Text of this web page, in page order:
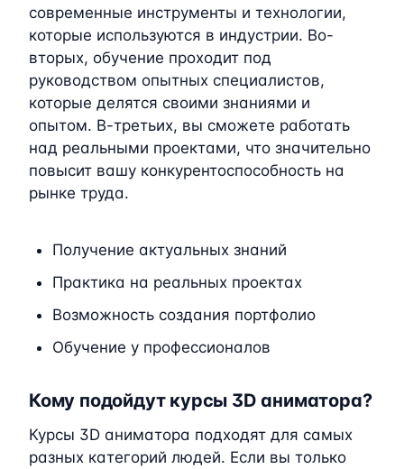
современные инструменты и технологии,
которые используются в индустрии. Во-
вторых, обучение проходит под
руководством опытных специалистов,
которые делятся своими знаниями и
опытом. В-третьих, вы сможете работать
над реальными проектами, что значительно
повысит вашу конкурентоспособность на
рынке труда.
Получение актуальных знаний
Практика на реальных проектах
Возможность создания портфолио
Обучение у профессионалов
Кому подойдут курсы 3D аниматора?
Курсы 3D аниматора подходят для самых
разных категорий людей. Если вы только